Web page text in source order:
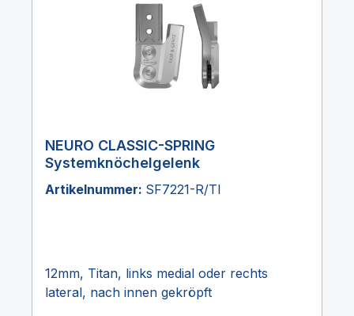
NEURO CLASSIC-SPRING
Systemknöchelgelenk
Artikelnummer: SF7221-R/TI
12mm, Titan, links medial oder rechts
lateral, nach innen gekröpft